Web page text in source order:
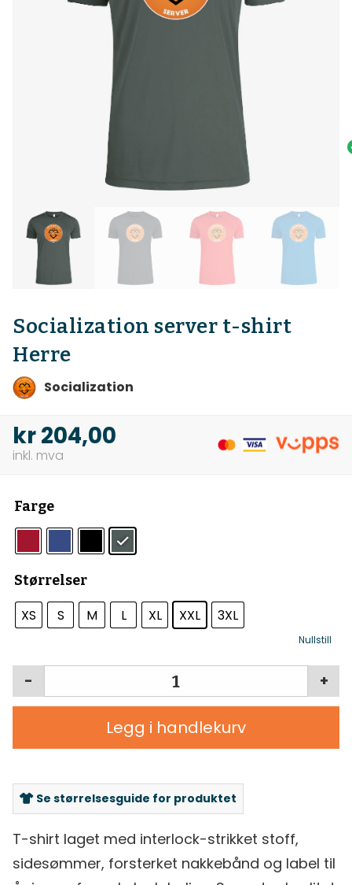
Socialization server t-shirt
Herre
Socialization
kr204,00
Farge
Størrelser
XS S M L XL XXL 3XL
Nullstill
+
-
Legg i handlekurv
Se størrelsesguide for produktet
T-shirt laget med interlock-strikket stoff,
sidesømmer, forsterket nakkebånd og label til